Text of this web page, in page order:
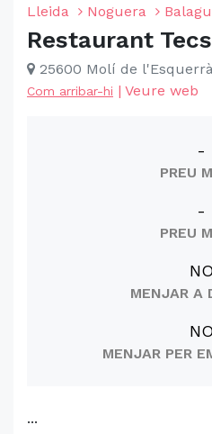
Lleida Noguera
Restaurant
25600 Molí de
Com arribar-hi | Veure web
-
PREU
-
PREU
NO
MENJAR A
NO
MENJAR PER
...